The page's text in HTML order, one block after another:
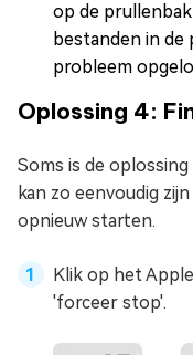
op de
bestanden in
probleem
Oplossing 4:
Soms is de
kan zo eenvoudig
opnieuw starten.
Klik op het
'forceer stop'.